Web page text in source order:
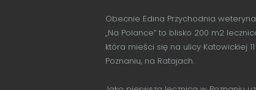
Obecnie Edina Przychodnia
„Na Polance” to blisko 200 m2
która mieści się na ulicy Katowickiej
Poznaniu, na Ratajach.